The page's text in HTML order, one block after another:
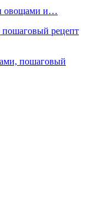
овощами и…
пошаговый рецепт
пошаговый